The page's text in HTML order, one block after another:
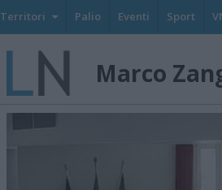
Territori Palio Eventi Sport
Marco